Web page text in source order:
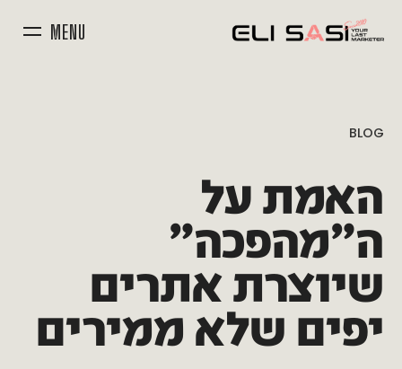
MENU
BLOG
האמת על
ה”מהפכה”
שיוצרתאתרים
יפים שלא ממירים